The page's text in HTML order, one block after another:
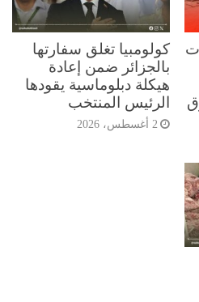
كولومبيا تغلق سفارتها
بالجزائر ضمن إعادة
هيكلة دبلوماسية يقودها
الرئيس المنتخب
2 أغسطس، 2026